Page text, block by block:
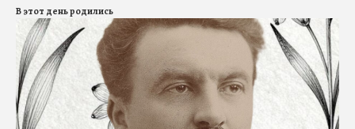
В этот день родились